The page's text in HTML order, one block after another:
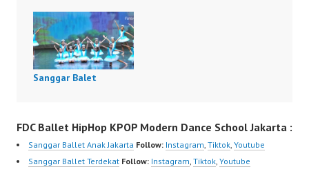
Sanggar Balet
FDC Ballet HipHop KPOP Modern Dance School Jakarta :
Sanggar Ballet Anak Jakarta Follow: Instagram Tiktok Youtube
Sanggar Ballet Terdekat Follow: Instagram Tiktok Youtube